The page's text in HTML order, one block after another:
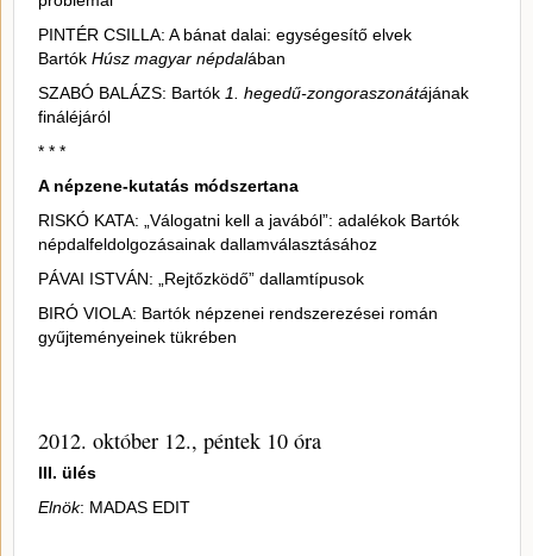
PINTÉR CSILLA: A bánat dalai: egységesítő elvek
Bartók Húsz magyar népdalában
SZABÓ BALÁZS: Bartók 1. hegedű-zongoraszonátájának
fináléjáról
* * *
A népzene-kutatás módszertana
RISKÓ KATA: „Válogatni kell a javából”: adalékok Bartók
népdalfeldolgozásainak dallamválasztásához
PÁVAI ISTVÁN: „Rejtőzködő” dallamtípusok
BIRÓ VIOLA: Bartók népzenei rendszerezései román
gyűjteményeinek tükrében
2012. október 12., péntek 10 óra
III. ülés
Elnök: MADAS EDIT